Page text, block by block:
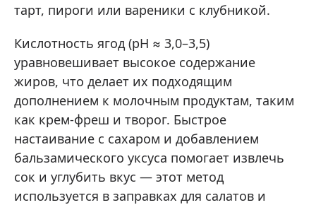
тарт, пироги или вареники с клубникой.
Кислотность ягод (pH ≈ 3,0–3,5)
уравновешивает высокое содержание
жиров, что делает их подходящим
дополнением к молочным продуктам, таким
как крем-фреш и творог. Быстрое
настаивание с сахаром и добавлением
бальзамического уксуса помогает извлечь
сок и углубить вкус — этот метод
используется в заправках для салатов и